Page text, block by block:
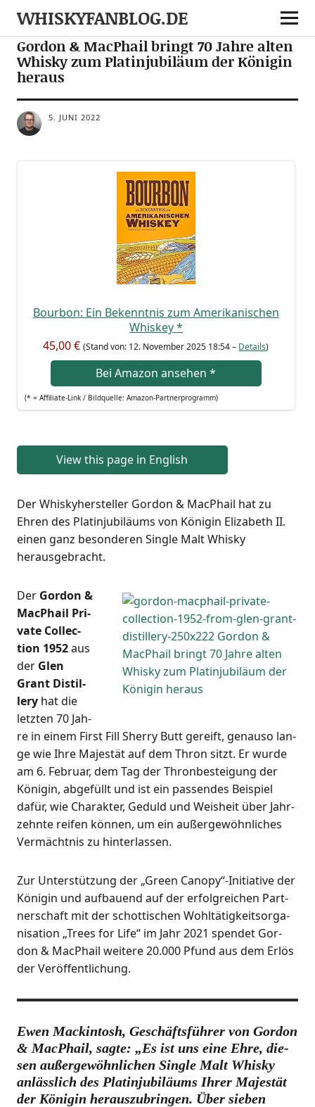
WHISKYFANBLOG.DE
NEWS NOTES
Gordon & MacPhail bringt 70 Jahre alten
Whisky zum Platinjubiläum der Königin
heraus
5. JUNI 2022
Bour­bon: Ein Bekennt­nis zum Ame­ri­ka­ni­schen
Whis­key*
45,00 € (Stand von: 12. Novem­ber 2025 18:54 – Details)
Bei Ama­zon anse­hen*
(* = Affi­lia­te-Link / Bild­quel­le: Amazon-Partnerprogramm)
View this page in English
Der Whis­ky­her­stel­ler Gor­don & MacPhail hat zu
Ehren des Pla­t­in­ju­bi­lä­ums von Köni­gin Eliza­beth II.
einen ganz beson­de­ren Sin­gle Malt Whis­ky
herausgebracht.
Der Gor­don &
MacPhail Pri­
va­te Coll­ec­
tion 1952aus
der Glen
Grant Distil­
leryhat die
letz­ten 70 Jah­
re in einem First Fill Sher­ry Butt gereift, genau­so lan­
ge wie Ihre Majes­tät auf dem Thron sitzt. Er wur­de
am 6. Febru­ar, dem Tag der Thron­be­stei­gung der
Köni­gin, abge­füllt und ist ein pas­sen­des Bei­spiel
dafür, wie Cha­rak­ter, Geduld und Weis­heit über Jahr­
zehn­te rei­fen kön­nen, um ein außer­ge­wöhn­li­ches
Ver­mächt­nis zu hinterlassen.
Zur Unter­stüt­zung der „Green Canopy“-Initiative der
Köni­gin und auf­bau­end auf der erfolg­rei­chen Part­
ner­schaft mit der schot­ti­schen Wohl­tä­tig­keits­or­ga­
ni­sa­ti­on „Trees for Life“ im Jahr 2021 spen­det Gor­
don & MacPhail wei­te­re 20.000 Pfund aus dem Erlös
der Veröffentlichung.
Ewen Mack­in­tosh, Geschäfts­füh­rer von Gor­don
& MacPhail, sag­te: „Es ist uns eine Ehre, die­
sen außer­ge­wöhn­li­chen Sin­gle Malt Whis­ky
anläss­lich des Pla­t­in­ju­bi­lä­ums Ihrer Majes­tät
der Köni­gin her­aus­zu­brin­gen. Über sie­ben